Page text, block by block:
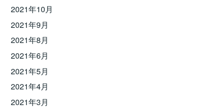
2021年10月
2021年9月
2021年8月
2021年6月
2021年5月
2021年4月
2021年3月